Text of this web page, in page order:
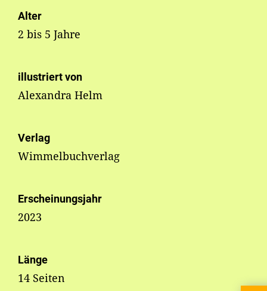
Alter
2 bis 5 Jahre
illustriert von
Alexandra Helm
Verlag
Wimmelbuchverlag
Erscheinungsjahr
2023
Länge
14 Seiten